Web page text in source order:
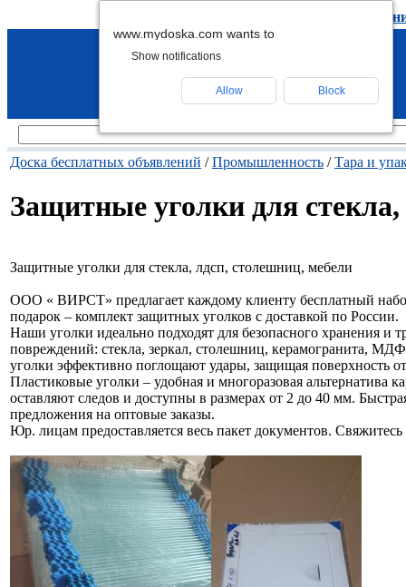
удалить
Доска бесплатных объявлений /Промышленность /Тара и
Защитные уголки для
Защитные уголки для стекла, лдсп, столешниц, мебели
ООО « ВИРСТ» предлагает каждому клиенту бесплатный
подарок – комплект защитных уголков с доставкой по России.
Наши уголки идеально подходят для безопасного хранения и
повреждений: стекла, зеркал, столешниц, керамогранита,
уголки эффективно поглощают удары, защищая поверхность
Пластиковые уголки – удобная и многоразовая альтернатива
оставляют следов и доступны в размерах от 2 до 40 мм.
предложения на оптовые заказы.
Юр. лицам предоставляется весь пакет документов.
www.mydoska.com wants to
Show notifications
Allow Block